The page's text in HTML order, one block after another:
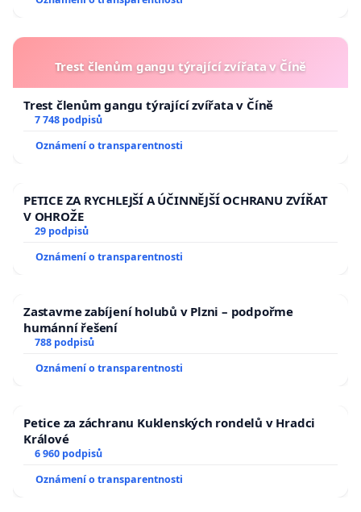
Trest členům gangu týrající zvířata v Číně
Trest členům gangu týrající zvířata v Číně
7 748 podpisů
Oznámení o transparentnosti
PETICE ZA RYCHLEJŠÍ A ÚČINNĚJŠÍ OCHRANU ZVÍŘAT
V OHROŽE
29 podpisů
Oznámení o transparentnosti
Zastavme zabíjení holubů v Plzni – podpořme
humánní řešení
788 podpisů
Oznámení o transparentnosti
Petice za záchranu Kuklenských rondelů v Hradci
Králové
6 960 podpisů
Oznámení o transparentnosti